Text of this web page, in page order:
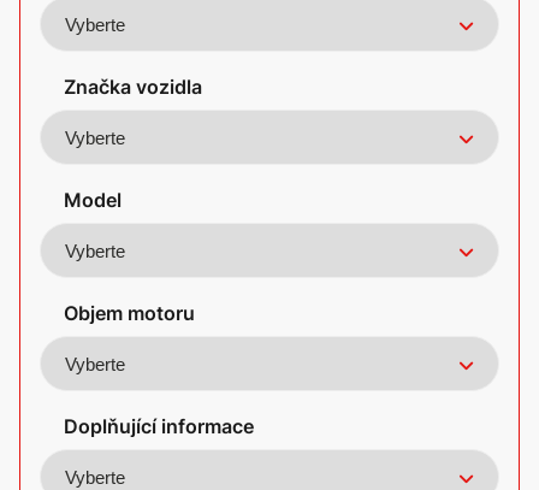
Americké vozy
Značka vozidla
Model
Objem motoru
Doplňující informace